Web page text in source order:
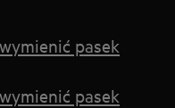
pasek
pasek